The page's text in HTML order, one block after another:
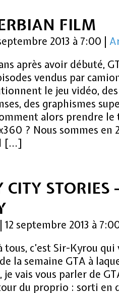
FILM
2013 à 7:00
après avoir débuté,
vendus par
le jeu vidéo,
des graphismes
alors prendre
? Nous sommes
[…]
CITY STORIES
12 septembre 2013 à
tous, c’est Sir-Kyrou
la semaine GTA à
je vais vous parler de
du proprio : sorti en